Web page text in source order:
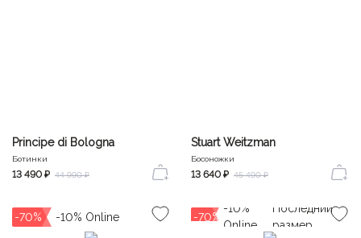
Principe di Bologna
Ботинки
13 490 ₽ 44 990 ₽
Stuart Weitzman
Босоножки
13 640 ₽ 45 490 ₽
-70% -70%